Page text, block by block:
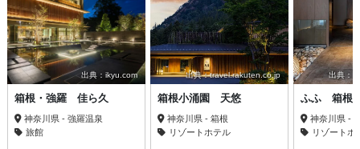
出典：ikyu.com
箱根・強羅 佳ら久
神奈川県 - 強羅温泉
旅館
出典：travel.rakuten.co.jp
箱根小涌園 天悠
神奈川県 - 箱根
リゾートホテル
出典：
ふふ 箱根
神奈川県 -
リゾートホ